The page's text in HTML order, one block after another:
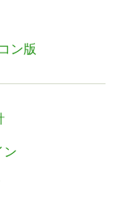
ン版
ン